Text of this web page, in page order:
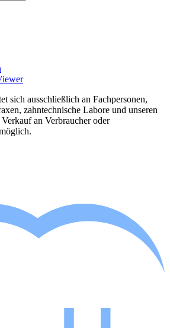
sich ausschließlich an Fachpersonen,
zahntechnische Labore und unseren
an Verbraucher oder